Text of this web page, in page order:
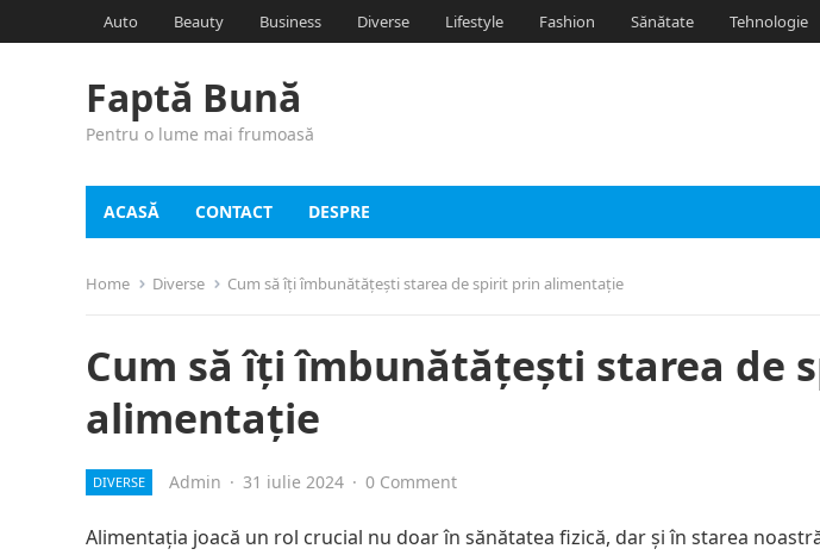
Auto Beauty Business Diverse Lifestyle Fashion Sănătate Tehnologie
Faptă Bună
Pentru o lume mai frumoasă
ACASĂ CONTACT DESPRE
Home Diverse Cum să îți îmbunătățești starea de spirit prin alimentație
Cum să îți îmbunătățești starea de
alimentație
DIVERSE Admin · 31 iulie 2024 · 0 Comment
Alimentația joacă un rol crucial nu doar în sănătatea fizică, dar și în starea